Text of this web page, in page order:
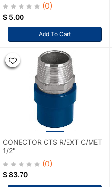
(0)
$ 5.00
Add To Cart
CONECTOR CTS R/EXT C/MET
1/2"
(0)
$83.70